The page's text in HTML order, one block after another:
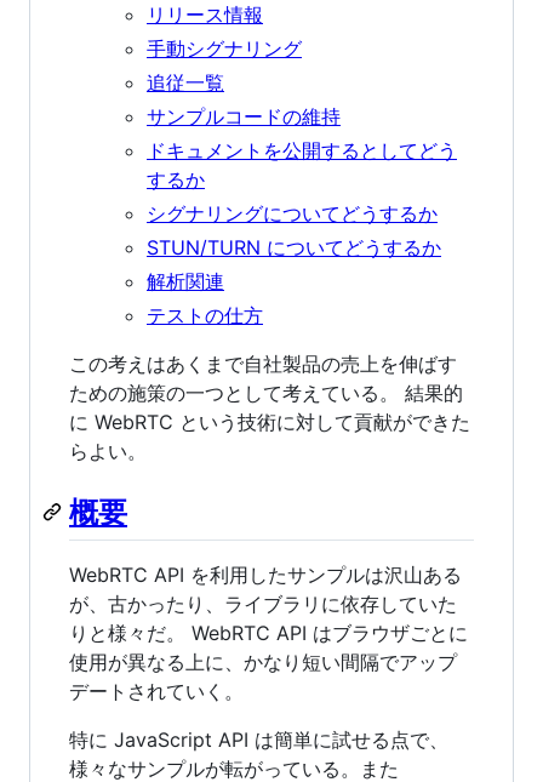
リリース情報
手動シグナリング
追従一覧
サンプルコードの維持
ドキュメントを公開するとしてどう
するか
シグナリングについてどうするか
STUN/TURN についてどうするか
解析関連
テストの仕方
この考えはあくまで自社製品の売上を伸ばす
ための施策の一つとして考えている。 結果的
に WebRTC という技術に対して貢献ができた
らよい。
概要
WebRTC API を利用したサンプルは沢山ある
が、古かったり、ライブラリに依存していた
りと様々だ。 WebRTC API はブラウザごとに
使用が異なる上に、かなり短い間隔でアップ
デートされていく。
特に JavaScript API は簡単に試せる点で、
様々なサンプルが転がっている。また